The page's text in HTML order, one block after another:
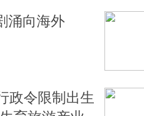
涌向海外
政令限制出生